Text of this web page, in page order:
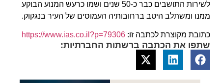
לשירות התושבים כבר כ-50 שנים ושמו כרעש המנוע הבוקע
ממנו ומשתלב היטב ברחובותיה העמוסים של העיר בנגקוק.
כתובת מקוצרת לכתבה זו: https://www.ias.co.il?p=79306
שתפו את הכתבה ברשתות החברתיות: